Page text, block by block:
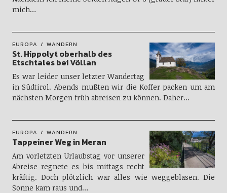
mich…
EUROPA WANDERN
St. Hippolyt oberhalb des
Etschtales bei Völlan
Es war leider unser letzter Wandertag
in Südtirol. Abends mußten wir die Koffer packen um am
nächsten Morgen früh abreisen zu können. Daher…
EUROPA WANDERN
Tappeiner Weg in Meran
Am vorletzten Urlaubstag vor unserer
Abreise regnete es bis mittags recht
kräftig. Doch plötzlich war alles wie weggeblasen. Die
Sonne kam raus und…